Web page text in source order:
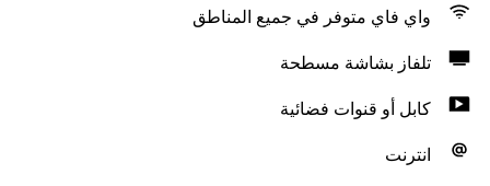
واي فاي متوفر في جميع المناطق
تلفاز بشاشة مسطحة
كابل أو قنوات فضائية
انترنت